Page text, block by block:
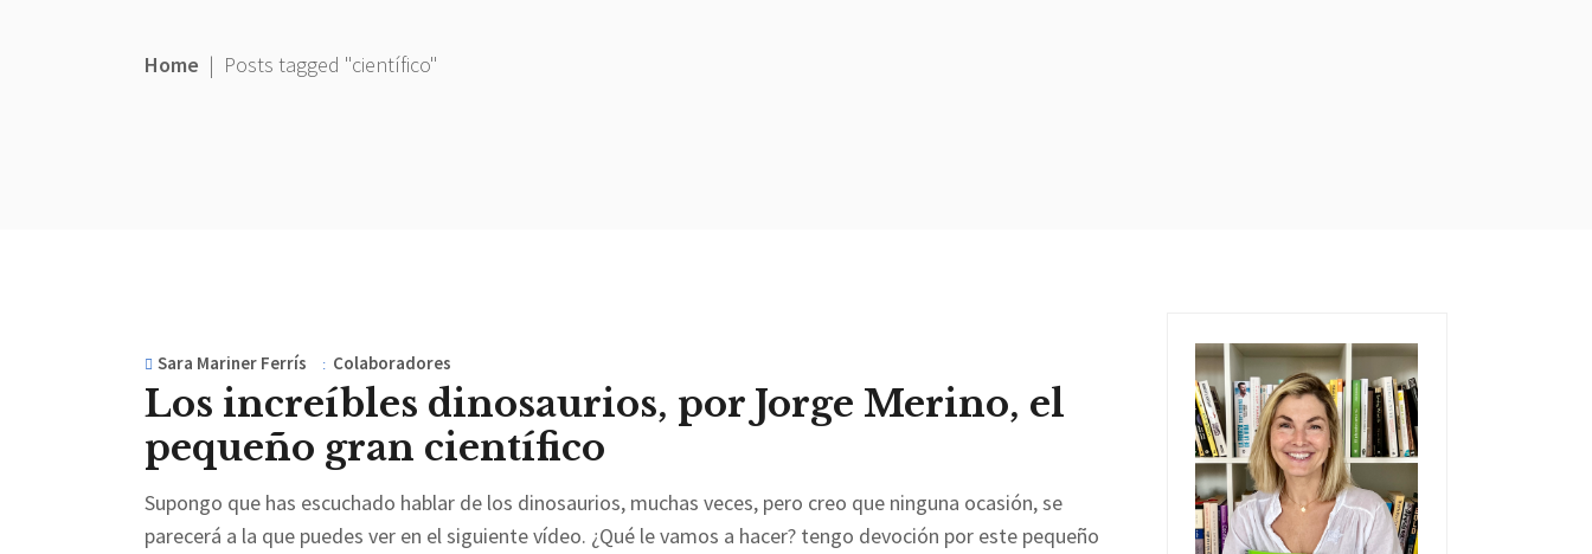
Home | Posts tagged "científico"
Sara Mariner Ferrís Colaboradores
Los increíbles dinosaurios, por Jorge Merino, el
pequeño gran científico
Supongo que has escuchado hablar de los dinosaurios, muchas veces, pero creo que ninguna ocasión, se
parecerá a la que puedes ver en el siguiente vídeo. ¿Qué le vamos a hacer? tengo devoción por este pequeño